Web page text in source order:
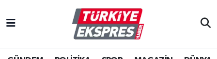
İstanbul Nöbetçi Eczaneler